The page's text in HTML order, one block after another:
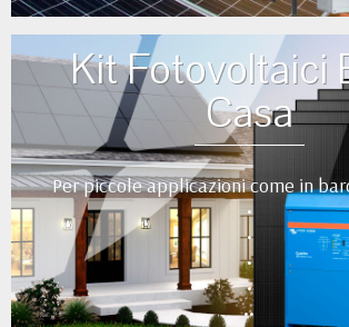
Kit Fotovoltaici
Casa
Per piccole applicazioni come in
•
•
•
•
••